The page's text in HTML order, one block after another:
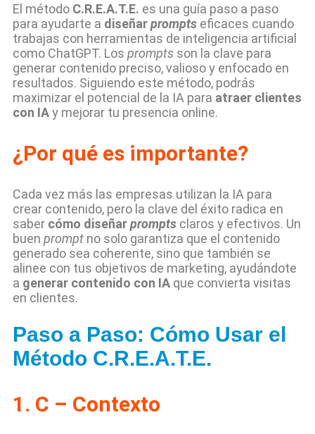
El método C.R.E.A.T.E. es una guía paso a paso
para ayudarte a diseñarprompts eficaces cuando
trabajas con herramientas de inteligencia artificial
como ChatGPT. Los prompts son la clave para
generar contenido preciso, valioso y enfocado en
resultados. Siguiendo este método, podrás
maximizar el potencial de la IA para atraer clientes
con IAy mejorar tu presencia online.
¿Por qué es importante?
Cada vez más las empresas utilizan la IA para
crear contenido, pero la clave del éxito radica en
saber cómo diseñarprompts claros y efectivos. Un
buen prompt no solo garantiza que el contenido
generado sea coherente, sino que también se
alinee con tus objetivos de marketing, ayudándote
a generar contenido con IA que convierta visitas
en clientes.
Paso a Paso: Cómo Usar el
Método C.R.E.A.T.E.
1. C – Contexto